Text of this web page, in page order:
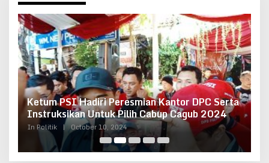
Ketum PSI Hadiri Peresmian Kantor DPC Serta
Instruksikan Untuk Pilih Cabup Cagub 2024
In Politik | October 10, 2024